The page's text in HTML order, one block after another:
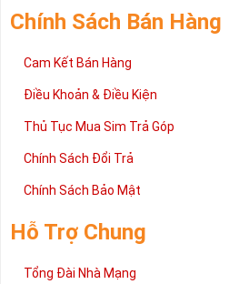
Chính Sách Bán Hàng
Cam Kết Bán Hàng
Điều Khoản & Điều Kiện
Thủ Tục Mua Sim Trả Góp
Chính Sách Đổi Trả
Chính Sách Bảo Mật
Hỗ Trợ Chung
Tổng Đài Nhà Mạng